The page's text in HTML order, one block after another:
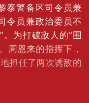
泰警备区司令员兼
令员兼政治委员不
为打破敌人的“围
周恩来的指挥下，
担任了两次诱敌的